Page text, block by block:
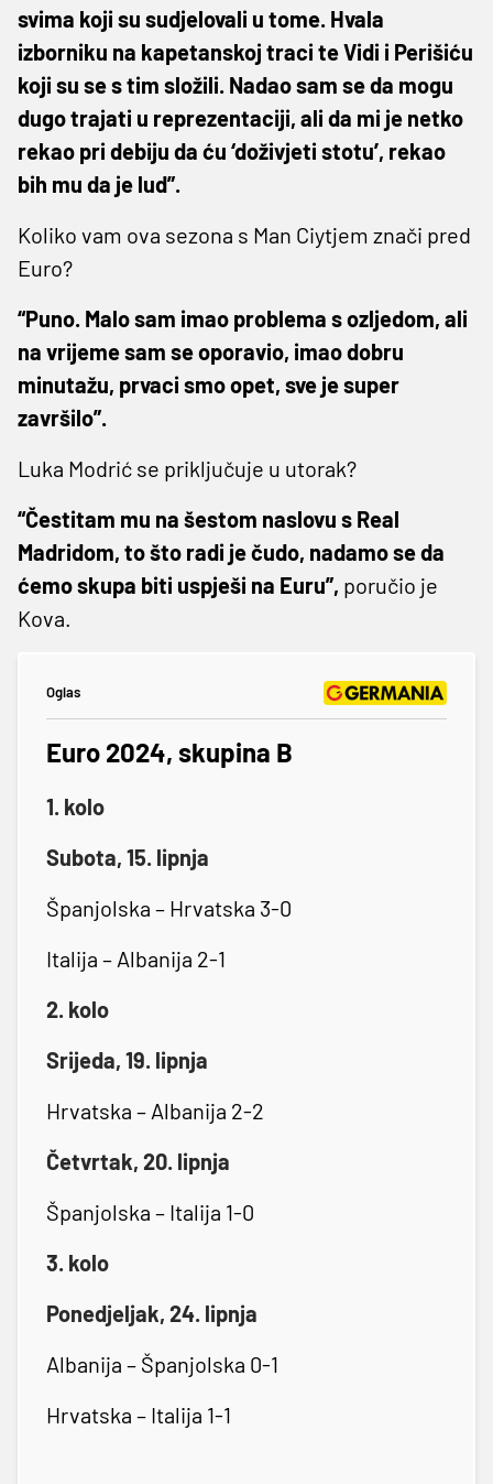
svima koji su sudjelovali u tome. Hvala
izborniku na kapetanskoj traci te Vidi i Perišiću
koji su se s tim složili. Nadao sam se da mogu
dugo trajati u reprezentaciji, ali da mi je netko
rekao pri debiju da ću ‘doživjeti stotu’, rekao
bih mu da je lud”.
Koliko vam ova sezona s Man Ciytjem znači pred
Euro?
“Puno. Malo sam imao problema s ozljedom, ali
na vrijeme sam se oporavio, imao dobru
minutažu, prvaci smo opet, sve je super
završilo”.
Luka Modrić se priključuje u utorak?
“Čestitam mu na šestom naslovu s Real
Madridom, to što radi je čudo, nadamo se da
ćemo skupa biti uspješi na Euru”, poručio je
Kova.
Oglas
Euro 2024, skupina B
1. kolo
Subota, 15. lipnja
Španjolska – Hrvatska 3-0
Italija – Albanija 2-1
2. kolo
Srijeda, 19. lipnja
Hrvatska – Albanija 2-2
Četvrtak, 20. lipnja
Španjolska – Italija 1-0
3. kolo
Ponedjeljak, 24. lipnja
Albanija – Španjolska 0-1
Hrvatska – Italija 1-1